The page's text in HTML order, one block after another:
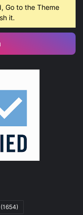
Go to the Theme
it.
(1654)